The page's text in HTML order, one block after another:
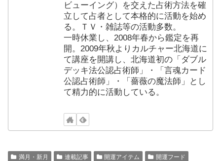
ビューイング）を交えた占術方法を確
立して占者として本格的に活動を始め
る。ＴＶ・雑誌等の活動多数。
一時休業し、2008年春から鑑定を再
開。2009年秋よりカルチャー北海道に
て講座を開講し、北海道初の「ダブル
デッキ法公認占術師」・「言魂カード
公認占術師」・「薔薇の魔法師」とし
て精力的に活動している。
満月・新月 連載記事 開運アイテム 開運フード